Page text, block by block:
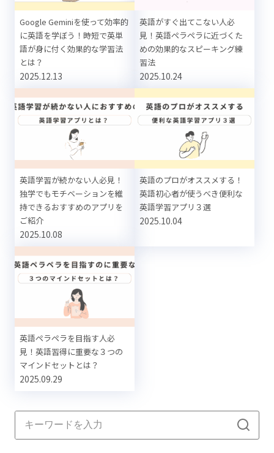
Google Geminiを使って効率的
に英語を学ぼう！時短で英単
語が身に付く効果的な学習法
とは？
2025.12.13
英語がすぐ出てこない人必
見！英語ペラペラに近づくた
めの効果的なスピーキング練
習法
2025.10.24
英語学習が続かない人必見！
独学でもモチベーションを維
持できるおすすめのアプリを
ご紹介
2025.10.08
英語のプロがオススメする！
英語初心者が使うべき便利な
英語学習アプリ３選
2025.10.04
英語ペラペラを目指す人必
見！英語習得に重要な３つの
マインドセットとは？
2025.09.29